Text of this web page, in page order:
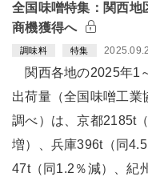
全国味噌特集：関西地
商機獲得へ
調味料 特集
関西各地の2025年1
出荷量（全国味噌工業
調べ）は、京都2185t
増）、兵庫396t（同
47t（同1.2％減）、紀